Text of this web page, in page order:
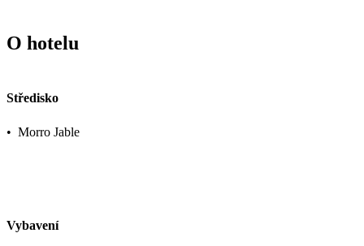
O hotelu
Středisko
• Morro Jable
Vybavení